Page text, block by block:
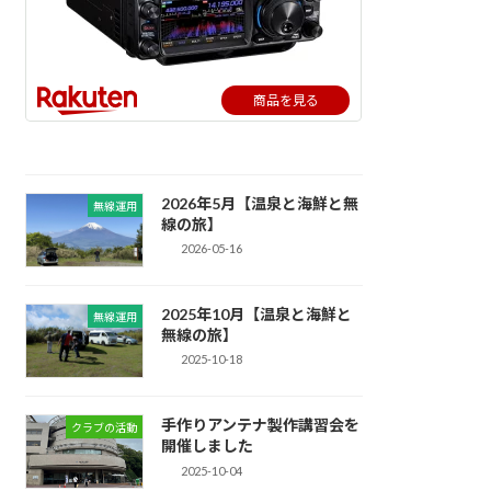
商品を見る
無線運用
2026年5月【温泉と海鮮と無
線の旅】
2026-05-16
無線運用
2025年10月【温泉と海鮮と
無線の旅】
2025-10-18
クラブの活動
手作りアンテナ製作講習会を
開催しました
2025-10-04